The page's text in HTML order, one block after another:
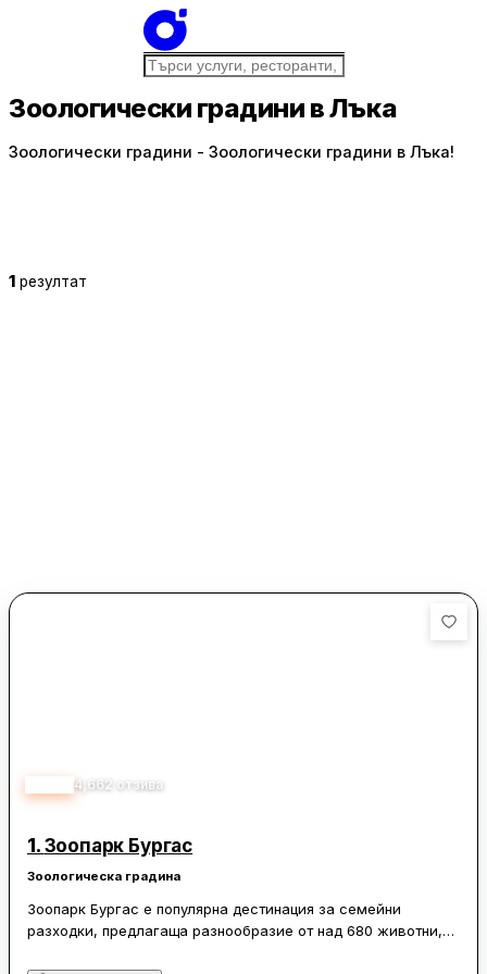
Зоологически градини в Лъка
Зоологически градини - Зоологически градини в Лъка!
1 резултат
4,662 отзива
1. Зоопарк Бургас
Зоологическа градина
Зоопарк Бургас е популярна дестинация за семейни
разходки, предлагаща разнообразие от над 680 животни,